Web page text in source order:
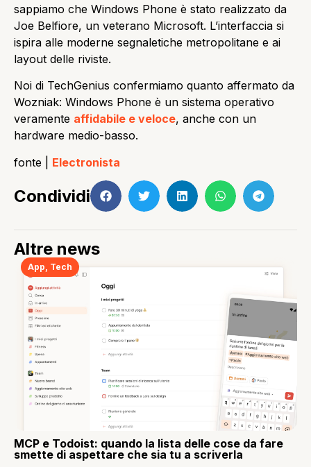
sappiamo che Windows Phone è stato realizzato da
Joe Belfiore, un veterano Microsoft. L’interfaccia si
ispira alle moderne segnaletiche metropolitane e ai
layout delle riviste.
Noi di TechGenius confermiamo quanto affermato da
Wozniak: Windows Phone è un sistema operativo
veramente affidabile e veloce, anche con un
hardware medio-basso.
fonte | Electronista
Condividi
Altre news
App, Tech
MCP e Todoist: quando la lista delle cose da fare
smette di aspettare che sia tu a scriverla